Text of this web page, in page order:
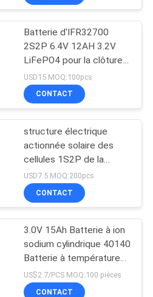
de
énergie
stockage
Batterie d'IFR32700
2S2P 6.4V 12AH 3.2V
LiFePO4 pour la clôture
électrique
USD15 MOQ:100pcs
CONTACT
structure électrique
actionnée solaire des
cellules 1S2P de la
batterie 12AH 3.2V
32700 d'ion d'Energise
Lithium de barrière de
USD7.5 MOQ:200pcs
CONTACT
3.0V 15Ah Batterie à ion
sodium cylindrique 40140
Batterie à température
3C pour système
d'énergie solaire
US$2.7/PCS MOQ:100 pièces
CONTACT